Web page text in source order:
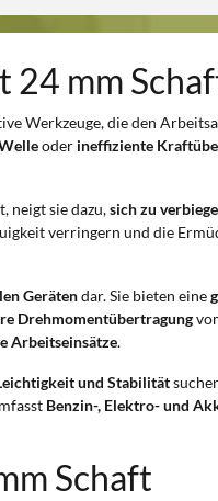
24 mm
Werkzeuge, die den
oder ineffiziente
neigt sie dazu,sich zu
verringern und die
Gerätendar. Sie bieten eine
Drehmomentübertragung
Arbeitseinsätze.
und Stabilität
Benzin-, Elektro- und
Schaft